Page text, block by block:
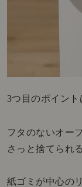
3つ目のポイント
フタのないオー
さっと捨てられ
紙ゴミが中心の